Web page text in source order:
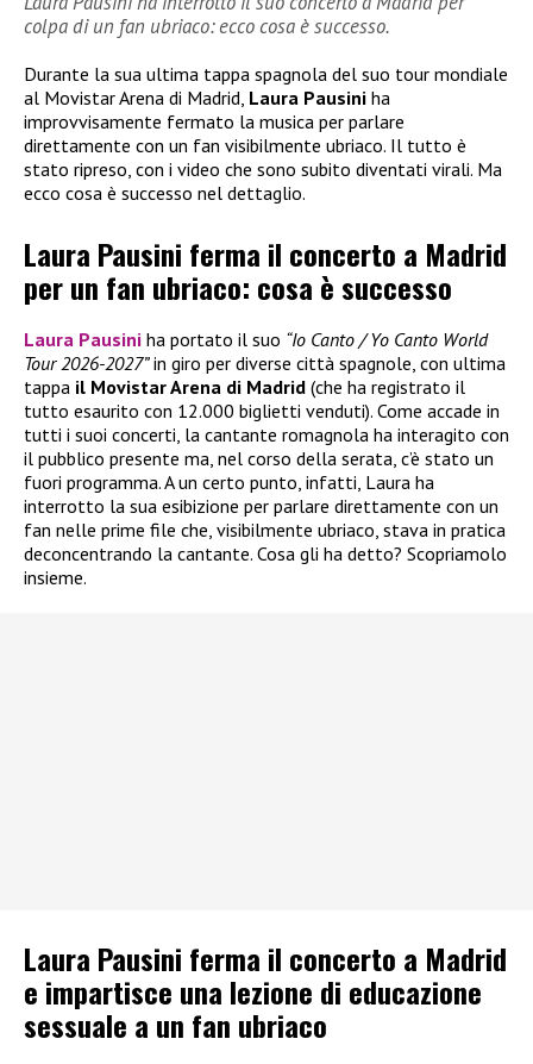
colpa di un fan ubriaco: ecco cosa è successo.
Durante la sua ultima tappa spagnola del suo tour mondiale
al Movistar Arena di Madrid, Laura Pausini ha
improvvisamente fermato la musica per parlare
direttamente con un fan visibilmente ubriaco. Il tutto è
stato ripreso, con i video che sono subito diventati virali. Ma
ecco cosa è successo nel dettaglio.
Laura Pausini ferma il concerto a Madrid
per un fan ubriaco: cosa è successo
Laura Pausini ha portato il suo “Io Canto / Yo Canto World
Tour 2026-2027”in giro per diverse città spagnole, con ultima
tappa il Movistar Arena di Madrid (che ha registrato il
tutto esaurito con 12.000 biglietti venduti). Come accade in
tutti i suoi concerti, la cantante romagnola ha interagito con
il pubblico presente ma, nel corso della serata, c’è stato un
fuori programma. A un certo punto, infatti, Laura ha
interrotto la sua esibizione per parlare direttamente con un
fan nelle prime file che, visibilmente ubriaco, stava in pratica
deconcentrando la cantante. Cosa gli ha detto? Scopriamolo
insieme.
Laura Pausini ferma il concerto a Madrid
e impartisce una lezione di educazione
sessuale a un fan ubriaco